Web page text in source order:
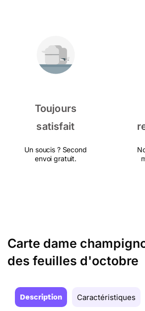
Toujours
satisfait
Un soucis ? Second
envoi gratuit.
Carte dame
des feuilles d'octobre
Description Caractéristiques